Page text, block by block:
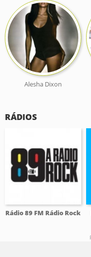
Alesha Dixon
RÁDIOS
Rádio 89 FM Rádio Rock